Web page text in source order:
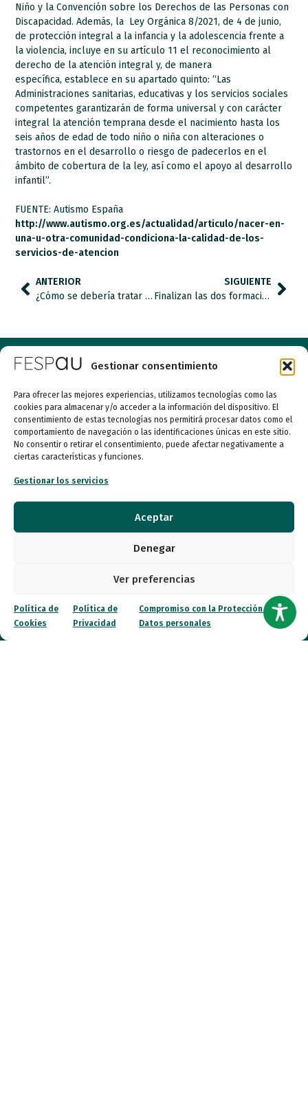
Gestionar consentimiento
Para ofrecer las mejores experiencias, utilizamos tecnologías como las
cookies para almacenar y/o acceder a la información del dispositivo. El
consentimiento de estas tecnologías nos permitirá procesar datos como el
comportamiento de navegación o las identificaciones únicas en este sitio.
No consentir o retirar el consentimiento, puede afectar negativamente a
ciertas características y funciones.
Gestionar los servicios
Aceptar
Denegar
Ver preferencias
Política de
Cookies
Política de
Privacidad
Compromiso con la Protección de
Datos personales
Niño y la Convención sobre los Derechos de las Personas con
Discapacidad. Además, la Ley Orgánica 8/2021, de 4 de junio,
de protección integral a la infancia y la adolescencia frente a
la violencia, incluye en su artículo 11 el reconocimiento al
derecho de la atención integral y, de manera
específica, establece en su apartado quinto: “Las
Administraciones sanitarias, educativas y los servicios sociales
competentes garantizarán de forma universal y con carácter
integral la atención temprana desde el nacimiento hasta los
seis años de edad de todo niño o niña con alteraciones o
trastornos en el desarrollo o riesgo de padecerlos en el
ámbito de cobertura de la ley, así como el apoyo al desarrollo
infantil”.
FUENTE: Autismo España
http://www.autismo.org.es/actualidad/articulo/nacer-en-
una-u-otra-comunidad-condiciona-la-calidad-de-los-
servicios-de-atencion
ANTERIOR
¿Cómo se debería tratar a los alumnos con autismo y otras necesidades de apoyo educativo?
SIGUIENTE
Finalizan las dos formaciones que, durante 8 semanas, hemos dedicado a las familias de personas con TEA.
Entidad de utilidad pública
Atención al Público